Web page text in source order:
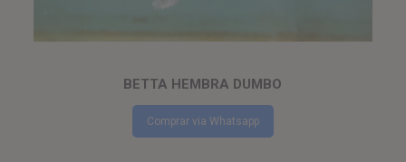
BETTA HEMBRA DUMBO
Comprar via Whatsapp